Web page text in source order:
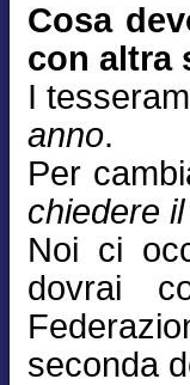
Cosa
con altra
I
anno.
Per
chiedere
Noi ci
dovrai
seconda